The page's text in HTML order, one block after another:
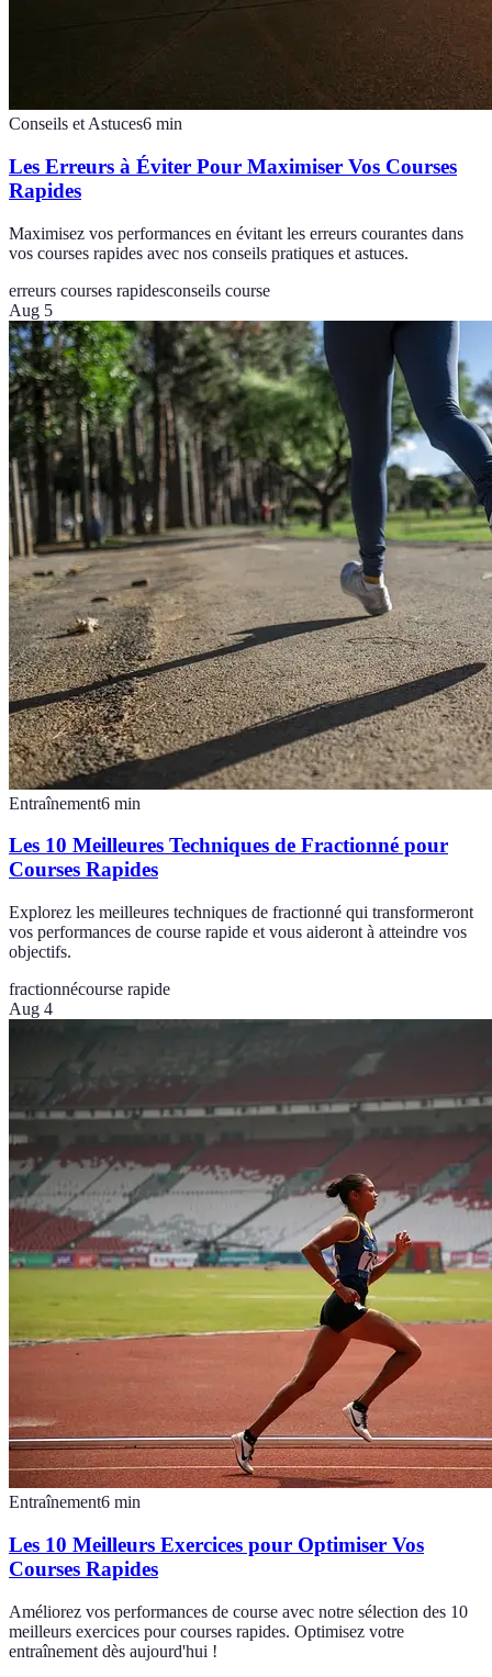
Conseils et Astuces6 min
Les Erreurs à Éviter Pour Maximiser Vos Courses
Rapides
Maximisez vos performances en évitant les erreurs courantes dans
vos courses rapides avec nos conseils pratiques et astuces.
erreurs courses rapidesconseils course
Aug 5
Entraînement6 min
Les 10 Meilleures Techniques de Fractionné pour
Courses Rapides
Explorez les meilleures techniques de fractionné qui transformeront
vos performances de course rapide et vous aideront à atteindre vos
objectifs.
fractionnécourse rapide
Aug 4
Entraînement6 min
Les 10 Meilleurs Exercices pour Optimiser Vos
Courses Rapides
Améliorez vos performances de course avec notre sélection des 10
meilleurs exercices pour courses rapides. Optimisez votre
entraînement dès aujourd'hui !